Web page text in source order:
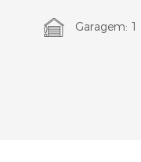
Garagem: 1